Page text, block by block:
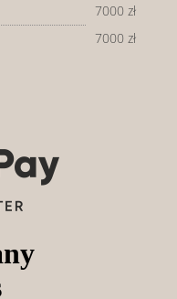
7000 zł
7000 zł